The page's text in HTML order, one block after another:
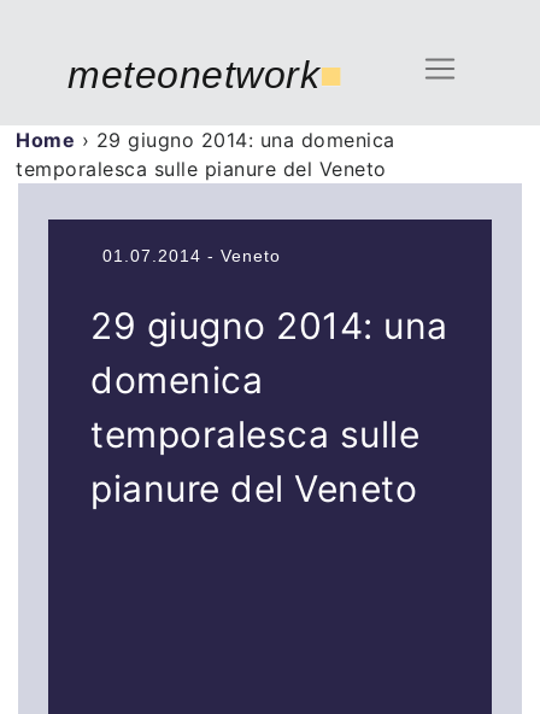
meteonetwork■
Home › 29 giugno 2014: una domenica
temporalesca sulle pianure del Veneto
01.07.2014 - Veneto
29 giugno 2014: una
domenica
temporalesca sulle
pianure del Veneto